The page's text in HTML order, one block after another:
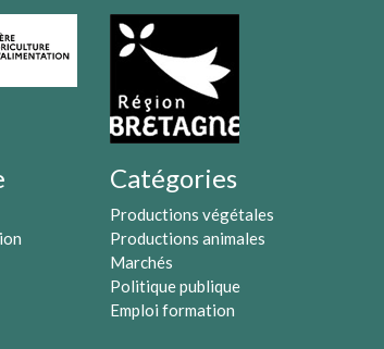
Catégories
Productions végétales
Productions animales
Marchés
Politique publique
Emploi formation